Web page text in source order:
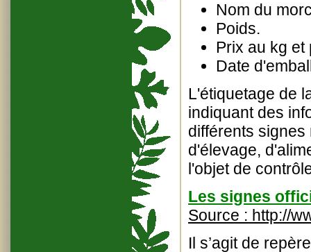
Nom du
Poids.
Prix au kg et
Date
L'étiquetage de
indiquant des
différents
d'élevage,
l'objet de
Les signes
Source : http://
Il s’agit de